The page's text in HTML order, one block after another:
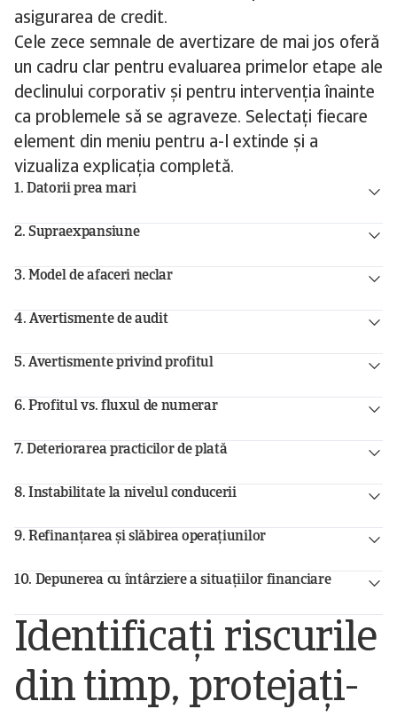
asigurarea de credit.
Cele zece semnale de avertizare de mai jos oferă
un cadru clar pentru evaluarea primelor etape ale
declinului corporativ și pentru intervenția înainte
ca problemele să se agraveze. Selectați fiecare
element din meniu pentru a-l extinde și a
vizualiza explicația completă.
1. Datorii prea mari
2. Supraexpansiune
3. Model de afaceri neclar
4. Avertismente de audit
5. Avertismente privind profitul
6. Profitul vs. fluxul de numerar
7. Deteriorarea practicilor de plată
8. Instabilitate la nivelul conducerii
9. Refinanțarea și slăbirea operațiunilor
10. Depunerea cu întârziere a situațiilor financiare
Identificați riscurile
din timp, protejați-